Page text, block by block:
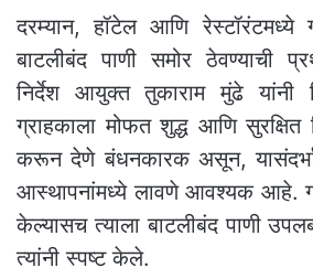
दरम्यान, हॉटेल आणि रेस्टॉरंटमध्ये
बाटलीबंद पाणी समोर ठेवण्याची
निर्देश आयुक्त तुकाराम मुंढे
ग्राहकाला मोफत शुद्ध आणि सुरक्षित
करून देणे बंधनकारक असून,
आस्थापनांमध्ये लावणे आवश्यक आहे.
केल्यासच त्याला बाटलीबंद पाणी
त्यांनी स्पष्ट केले.